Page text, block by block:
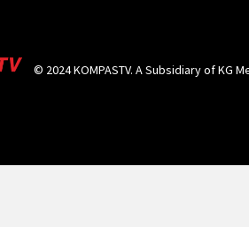
© 2024 KOMPASTV. A Subsidiary ofKG